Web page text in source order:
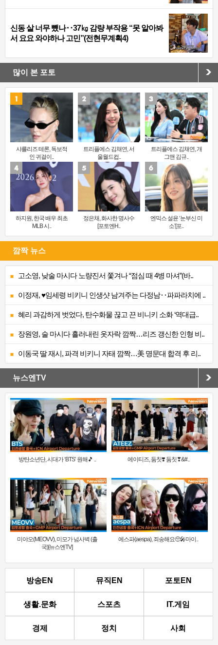
신동 살 너무 뺐나‥37㎏ 감량 부작용 “못 알아봐
서 요요 와야하나 고민”(전현무계획4)
많이 본 포토
샤를리즈 테론, 독보적
인 귀걸이..
트리플에스 김채연, 서
울월드컵..
트리플에스 김채연, 개
그맨 김규..
하지원, 한국 배우 최초
MLB 시..
정은채, 화사한 명사수
[포토엔H..
엔믹스 설윤 ‘눈부신 미
소’[포..
깜짝 뉴스
고소영, 낮술 마시다 노량진서 쫓겨나 “점심 때 4병 마셔”(바..
이정재, ♥임세령 비키니 인생샷 남겨주는 다정남‥파파라치에 ..
혜리 과감하게 벗었다, 탄수화물 끊고 끈 비니키 소화 ‘역대급..
장원영, 술 마시다 흘러내린 옷자락 깜짝…리즈 갱신한 인형 비..
이동국 딸 재시, 파격 비키니 자태 깜짝…美 명문대 합격 후 리..
뉴스엔TV
방탄소년단, 시대가 ‘BTS’ 원해🎵 .. 에이티즈, 둠칫❣️ 둠칫❣&#..
미야오(MEOVV), 미모가 넘사벽 (출
국)[뉴스엔TV]
에스파(aespa), 죄송해요🥺🎤마이..
방송EN 뮤직EN 포토EN
생활.문화 스포츠 IT.게임
경제 정치 사회